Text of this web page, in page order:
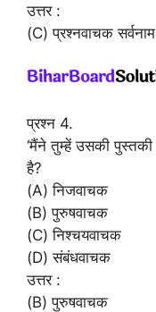
उत्तर :
(C) प्रश्नवाचक सर्वनाम
प्रश्न 4.
‘मैंने तुम्हें उसकी पुस्तकी
है?
(A) निजवाचक
(B) पुरुषवाचक
(C) निश्चयवाचक
(D) संबंधवाचक
उत्तर :
(B) पुरुषवाचक